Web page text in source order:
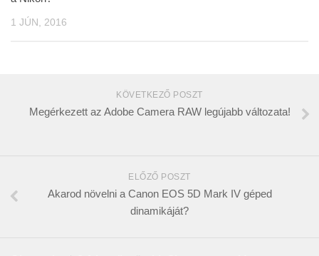
1 JÚN, 2016
KÖVETKEZŐ POSZT
Megérkezett az Adobe Camera RAW legújabb változata!
ELŐZŐ POSZT
Akarod növelni a Canon EOS 5D Mark IV géped
dinamikáját?